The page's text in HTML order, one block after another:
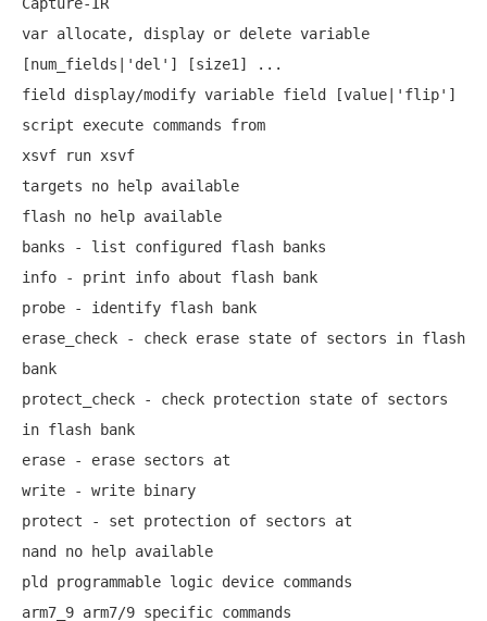
var allocate, display or delete variable
[num_fields|'del'] [size1] ...
field display/modify variable field [value|'flip']
script execute commands from
xsvf run xsvf
targets no help available
flash no help available
banks - list configured flash banks
info - print info about flash bank
probe - identify flash bank
erase_check - check erase state of sectors in flash
bank
protect_check - check protection state of sectors
in flash bank
erase - erase sectors at
write - write binary
protect - set protection of sectors at
nand no help available
pld programmable logic device commands
arm7_9 arm7/9 specific commands